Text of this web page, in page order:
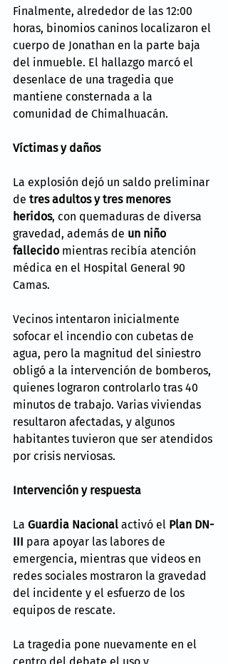
Finalmente, alrededor de las 12:00
horas, binomios caninos localizaron el
cuerpo de Jonathan en la parte baja
del inmueble. El hallazgo marcó el
desenlace de una tragedia que
mantiene consternada a la
comunidad de Chimalhuacán.
Víctimas y daños
La explosión dejó un saldo preliminar
de tres adultos y tres menores
heridos, con quemaduras de diversa
gravedad, además de un niño
fallecido mientras recibía atención
médica en el Hospital General 90
Camas.
Vecinos intentaron inicialmente
sofocar el incendio con cubetas de
agua, pero la magnitud del siniestro
obligó a la intervención de bomberos,
quienes lograron controlarlo tras 40
minutos de trabajo. Varias viviendas
resultaron afectadas, y algunos
habitantes tuvieron que ser atendidos
por crisis nerviosas.
Intervención y respuesta
La Guardia Nacional activó el Plan DN-
III para apoyar las labores de
emergencia, mientras que videos en
redes sociales mostraron la gravedad
del incidente y el esfuerzo de los
equipos de rescate.
La tragedia pone nuevamente en el